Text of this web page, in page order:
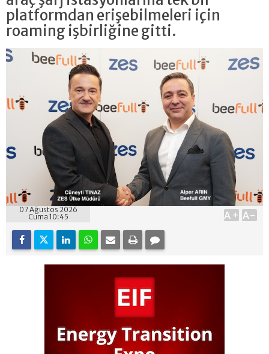
platformdan erişebilmeleri için
roaming işbirliğine gitti.
07 Ağustos 2026
Cuma 10:45
A+ A-